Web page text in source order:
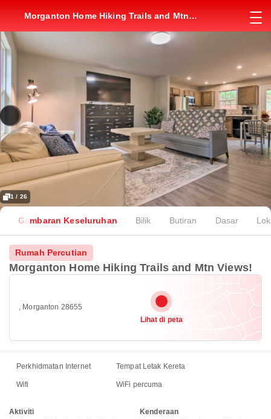
Morganton Home Hiking Trails and Mtn
1 / 26
Gambaran Keseluruhan Bilik Butiran Dasar
Rumah Percutian
Morganton Home Hiking Trails and Mtn Views!
, Morganton 28655
Lihat di peta
Perkhidmatan Internet Tempat Letak Kereta
Wifi WiFi percuma
Aktiviti
Kenderaan